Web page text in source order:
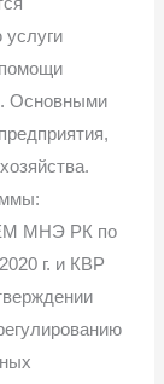
помощи
Основными
МНЭ РК по
г. и КВР